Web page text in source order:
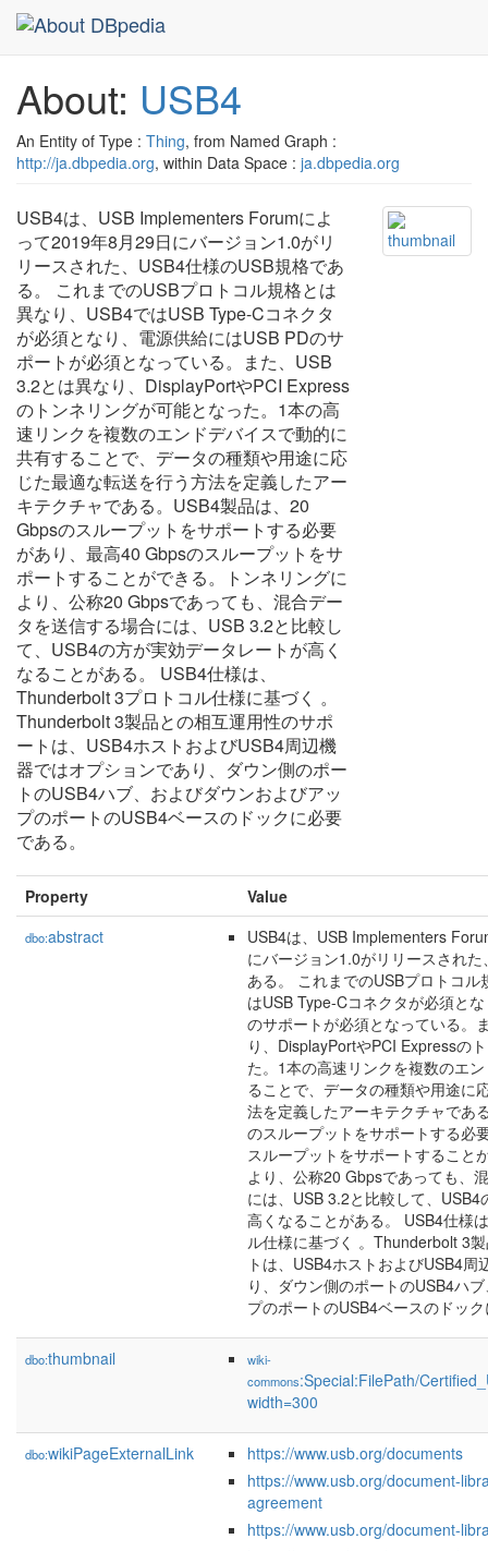
About: USB4
An Entity of Type : Thing, from Named Graph :
http://ja.dbpedia.org, within Data Space : ja.dbpedia.org
USB4は、USB Implementers Forumによ
って2019年8月29日にバージョン1.0がリ
リースされた、USB4仕様のUSB規格であ
る。 これまでのUSBプロトコル規格とは
異なり、USB4ではUSB Type-Cコネクタ
が必須となり、電源供給にはUSB PDのサ
ポートが必須となっている。また、USB
3.2とは異なり、DisplayPortやPCI Express
のトンネリングが可能となった。1本の高
速リンクを複数のエンドデバイスで動的に
共有することで、データの種類や用途に応
じた最適な転送を行う方法を定義したアー
キテクチャである。USB4製品は、20
Gbpsのスループットをサポートする必要
があり、最高40 Gbpsのスループットをサ
ポートすることができる。トンネリングに
より、公称20 Gbpsであっても、混合デー
タを送信する場合には、USB 3.2と比較し
て、USB4の方が実効データレートが高く
なることがある。 USB4仕様は、
Thunderbolt 3プロトコル仕様に基づく 。
Thunderbolt 3製品との相互運用性のサポ
ートは、USB4ホストおよびUSB4周辺機
器ではオプションであり、ダウン側のポー
トのUSB4ハブ、およびダウンおよびアッ
プのポートのUSB4ベースのドックに必要
である。
Property Value
dbo:abstract
USB4は、USB Implementers
にバージョン1.0がリリースされ
ある。 これまでのUSBプロトコ
はUSB Type-Cコネクタが必須と
のサポートが必須となっている。
り、DisplayPortやPCI Expressの
た。1本の高速リンクを複数のエ
ることで、データの種類や用途に
法を定義したアーキテクチャであ
のスループットをサポートする必
スループットをサポートすること
より、公称20 Gbpsであっても、
には、USB 3.2と比較して、
高くなることがある。 USB4仕様
ル仕様に基づく 。Thunderbolt 3
トは、USB4ホストおよびUSB4
り、ダウン側のポートのUSB4ハ
プのポートのUSB4ベースのドッ
dbo:thumbnail
wiki-
commons:Special:FilePath/
width=300
dbo:wikiPageExternalLink
https://www.usb.org/documents
https://www.usb.org/document-
agreement
https://www.usb.org/document-